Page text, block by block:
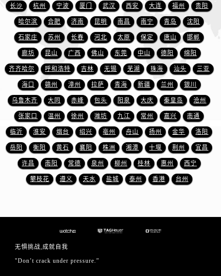
河南省周口市川汇区七一路泰格豪雅售后服务中心（需提前预约）
河南省驻马店市驿城区乐山大道与置地大道交叉口泰格豪雅售后服务中心（需提前预约）
湖北省鄂州市鄂城区文星大道泰格豪雅售后服务中心（需提前预约）
湖北省黄冈市黄州区赤壁大道泰格豪雅售后服务中心（需提前预约）
湖北省黄石市黄石港区武汉路泰格豪雅售后服务中心（需提前预约）
湖北省荆门市东宝中天街步行街泰格豪雅售后服务中心（需提前预约）
湖北省荆州市荆州区荆中路泰格豪雅售后服务中心（需提前预约）
湖北省十堰市茅箭区人民北路泰格豪雅售后服务中心（需提前预约）
湖北省随州市曾都区青年路泰格豪雅售后服务中心（需提前预约）
湖北省咸宁市咸安区长安大道泰格豪雅售后服务中心（需提前预约）
湖北省襄阳市樊城区长虹路与人民路交叉口泰格豪雅售后服务中心（需提前预约）
湖北省孝感市孝南区复兴大道泰格豪雅售后服务中心（需提前预约）
湖南省衡阳市雁峰区解放路泰格豪雅售后服务中心（需提前预约）
长沙 杭州 宁波 厦门 武汉 西安 大连 福州 贵阳
哈尔滨 合肥 济南 昆明 南昌 南宁 青岛 沈阳
石家庄 苏州 长春 河北 太原 保定 唐山 邯郸
廊坊 昆山 广西 佛山 东莞 中山 德阳 绵阳
齐齐哈尔 呼和浩特 吉林 无锡 芜湖 珠海 汕头 三亚
海口 赣州 漳州 拉萨 青海 新疆 兰州 银川
乌鲁木齐 大同 赤峰 包头 阳泉 大庆 秦皇岛 沧州
张家口 温州 徐州 潍坊 九江 常州 嘉兴 南通
临沂 淮安 烟台 绍兴 亳州 舟山 扬州 金华 洛阳
岳阳 衡阳 黄石 襄阳 株洲 湘潭 十堰 荆州 宜昌
许昌 南阳 常德 泉州 柳州 桂林 惠州 西宁
攀枝花 遵义 天水 盐城 泰州 香港 台州
无惧挑战,成就自我
"Don’t crack under pressure.”